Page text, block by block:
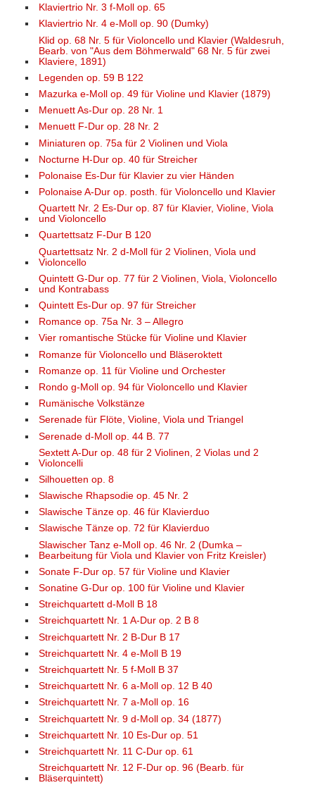
Klaviertrio Nr. 3 f-Moll op. 65
Klaviertrio Nr. 4 e-Moll op. 90 (Dumky)
Klid op. 68 Nr. 5 für Violoncello und Klavier (Waldesruh,
Bearb. von "Aus dem Böhmerwald" 68 Nr. 5 für zwei
Klaviere, 1891)
Legenden op. 59 B 122
Mazurka e-Moll op. 49 für Violine und Klavier (1879)
Menuett As-Dur op. 28 Nr. 1
Menuett F-Dur op. 28 Nr. 2
Miniaturen op. 75a für 2 Violinen und Viola
Nocturne H-Dur op. 40 für Streicher
Polonaise Es-Dur für Klavier zu vier Händen
Polonaise A-Dur op. posth. für Violoncello und Klavier
Quartett Nr. 2 Es-Dur op. 87 für Klavier, Violine, Viola
und Violoncello
Quartettsatz F-Dur B 120
Quartettsatz Nr. 2 d-Moll für 2 Violinen, Viola und
Violoncello
Quintett G-Dur op. 77 für 2 Violinen, Viola, Violoncello
und Kontrabass
Quintett Es-Dur op. 97 für Streicher
Romance op. 75a Nr. 3 – Allegro
Vier romantische Stücke für Violine und Klavier
Romanze für Violoncello und Bläseroktett
Romanze op. 11 für Violine und Orchester
Rondo g-Moll op. 94 für Violoncello und Klavier
Rumänische Volkstänze
Serenade für Flöte, Violine, Viola und Triangel
Serenade d-Moll op. 44 B. 77
Sextett A-Dur op. 48 für 2 Violinen, 2 Violas und 2
Violoncelli
Silhouetten op. 8
Slawische Rhapsodie op. 45 Nr. 2
Slawische Tänze op. 46 für Klavierduo
Slawische Tänze op. 72 für Klavierduo
Slawischer Tanz e-Moll op. 46 Nr. 2 (Dumka –
Bearbeitung für Viola und Klavier von Fritz Kreisler)
Sonate F-Dur op. 57 für Violine und Klavier
Sonatine G-Dur op. 100 für Violine und Klavier
Streichquartett d-Moll B 18
Streichquartett Nr. 1 A-Dur op. 2 B 8
Streichquartett Nr. 2 B-Dur B 17
Streichquartett Nr. 4 e-Moll B 19
Streichquartett Nr. 5 f-Moll B 37
Streichquartett Nr. 6 a-Moll op. 12 B 40
Streichquartett Nr. 7 a-Moll op. 16
Streichquartett Nr. 9 d-Moll op. 34 (1877)
Streichquartett Nr. 10 Es-Dur op. 51
Streichquartett Nr. 11 C-Dur op. 61
Streichquartett Nr. 12 F-Dur op. 96 (Bearb. für
Bläserquintett)